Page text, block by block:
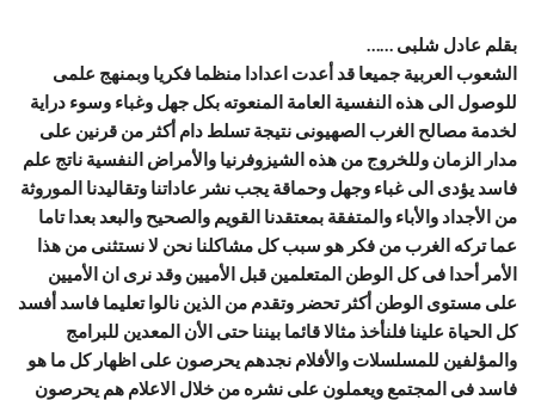
بقلم عادل شلبى ……
الشعوب العربية جميعا قد أعدت اعدادا منظما فكريا وبمنهج علمى
للوصول الى هذه النفسية العامة المنعوته بكل جهل وغباء وسوء دراية
لخدمة مصالح الغرب الصهيونى نتيجة تسلط دام أكثر من قرنين على
مدار الزمان وللخروج من هذه الشيزوفرنيا والأمراض النفسية ناتج علم
فاسد يؤدى الى غباء وجهل وحماقة يجب نشر عاداتنا وتقاليدنا الموروثة
من الأجداد والأباء والمتفقة بمعتقدنا القويم والصحيح والبعد بعدا تاما
عما تركه الغرب من فكر هو سبب كل مشاكلنا نحن لا نستثنى من هذا
الأمر أحدا فى كل الوطن المتعلمين قبل الأميين وقد نرى ان الأميين
على مستوى الوطن أكثر تحضر وتقدم من الذين نالوا تعليما فاسد أفسد
كل الحياة علينا فلنأخذ مثالا قائما بيننا حتى الأن المعدين للبرامج
والمؤلفين للمسلسلات والأفلام نجدهم يحرصون على اظهار كل ما هو
فاسد فى المجتمع ويعملون على نشره من خلال الاعلام هم يحرصون